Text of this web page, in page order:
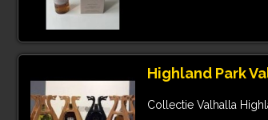
Highland Park
Collectie Valhalla